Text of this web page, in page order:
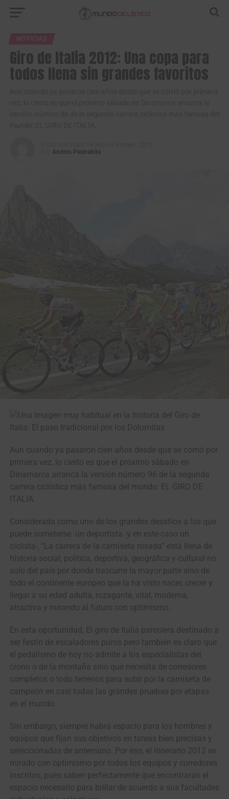
NOTICIAS
Giro de Italia 2012: Una copa para
todos llena sin grandes favoritos
Andres Piedrahita
Aun cuando ya pasaron cien años desde que se corrió por
primera vez, lo cierto es que el próximo sábado en
Dinamarca arranca la versión número 96 de la segunda
carrera ciclística más famosa del mundo: EL GIRO DE
ITALIA.
Considerada como uno de los grandes desafíos a los que
puede someterse un deportista -y en este caso un
ciclista-, “La carrera de la camiseta rosada” está llena de
historia social, política, deportiva, geográfica y cultural no
solo del país por donde trascurre la mayor parte sino de
todo el continente europeo que la ha visto nacer, crecer y
llegar a su edad adulta, rozagante, vital, moderna,
atractiva y mirando al futuro con optimismo.
En esta oportunidad, El giro de Italia pareciera destinado a
ser festín de escaladores puros pero también es claro que
el pedalismo de hoy no admite a los especialistas del
crono o de la montaña sino que necesita de corredores
completos o todo terrenos para subir por la camiseta de
campeón en casi todas las grandes pruebas por etapas
en el mundo.
Sin embargo, siempre habrá espacio para los hombres y
equipos que fijan sus objetivos en tareas bien precisas y
seleccionadas de antemano. Por eso, el itinerario 2012 es
mirado con optimismo por todos los equipos y corredores
inscritos, pues saben perfectamente que encontrarán el
espacio necesario para brillar de acuerdo a sus facultades